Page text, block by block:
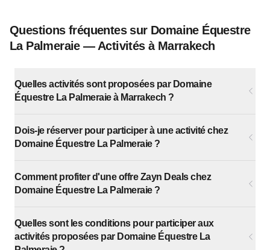
Questions fréquentes sur Domaine Équestre
La Palmeraie — Activités à Marrakech
Quelles activités sont proposées par Domaine
Équestre La Palmeraie à Marrakech ?
Dois-je réserver pour participer à une activité chez
Domaine Équestre La Palmeraie ?
Comment profiter d'une offre Zayn Deals chez
Domaine Équestre La Palmeraie ?
Quelles sont les conditions pour participer aux
activités proposées par Domaine Équestre La